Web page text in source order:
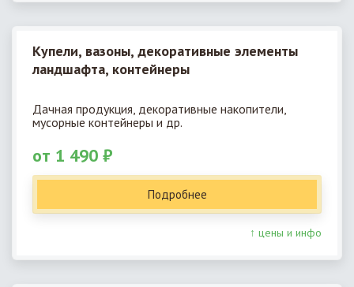
Купели, вазоны, декоративные элементы
ландшафта, контейнеры
Дачная продукция, декоративные накопители,
мусорные контейнеры и др.
от 1 490 ₽
Подробнее
↑ цены и инфо